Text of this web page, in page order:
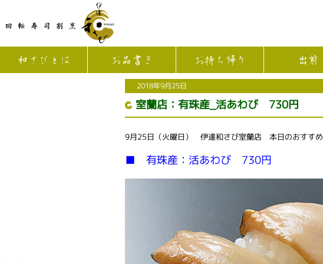
和さびとは お品書き お持ち帰り 出前
2018年9月25日
室蘭店：有珠産_活あわび 730円
9月25日（火曜日） 伊達和さび室蘭店 本日のおすすめ
■ 有珠産：活あわび 730円